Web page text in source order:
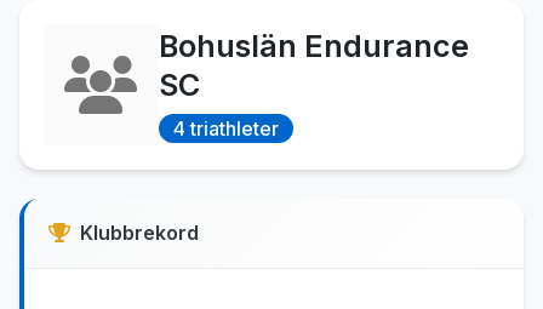
Bohuslän Endurance
SC
4 triathleter
Klubbrekord